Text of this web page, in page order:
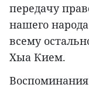
передачу
нашего
всему
Хыа Кием.